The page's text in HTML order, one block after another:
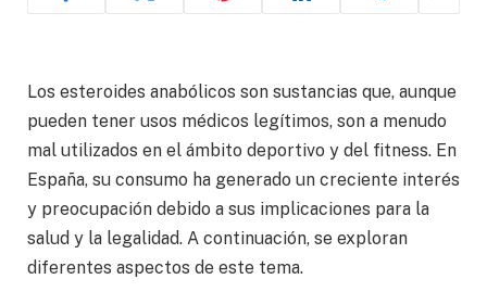
Los esteroides anabólicos son sustancias que, aunque
pueden tener usos médicos legítimos, son a menudo
mal utilizados en el ámbito deportivo y del fitness. En
España, su consumo ha generado un creciente interés
y preocupación debido a sus implicaciones para la
salud y la legalidad. A continuación, se exploran
diferentes aspectos de este tema.